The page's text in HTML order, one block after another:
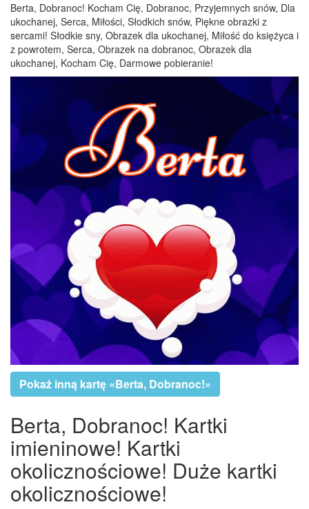
Berta, Dobranoc! Kocham Cię, Dobranoc, Przyjemnych snów, Dla
ukochanej, Serca, Miłości, Słodkich snów, Piękne obrazki z
sercami! Słodkie sny, Obrazek dla ukochanej, Miłość do księżyca i
z powrotem, Serca, Obrazek na dobranoc, Obrazek dla
ukochanej, Kocham Cię, Darmowe pobieranie!
Pokaż inną kartę «Berta, Dobranoc!»
Berta, Dobranoc! Kartki
imieninowe! Kartki
okolicznościowe! Duże kartki
okolicznościowe!